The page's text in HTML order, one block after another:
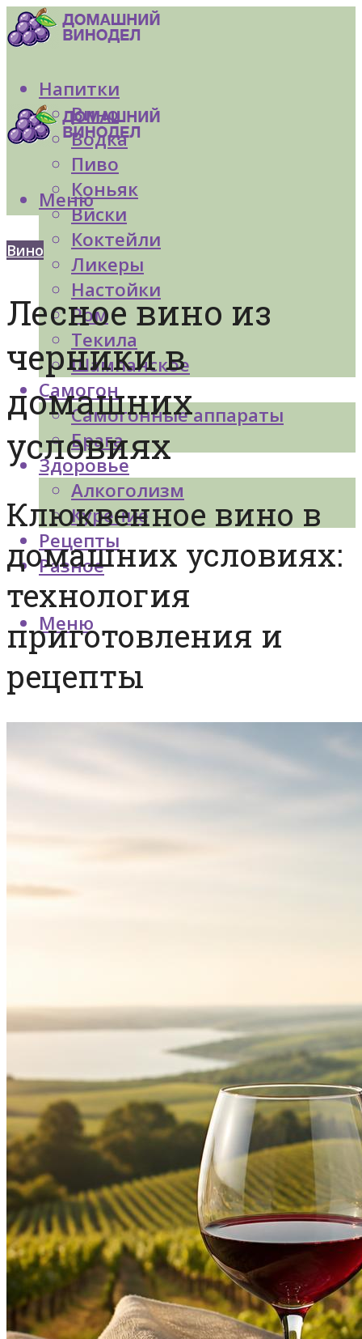
Напитки
Вино
Водка
Пиво
Коньяк
Виски
Коктейли
Ликеры
Настойки
Ром
Текила
Шампанское
Самогон
Самогонные аппараты
Брага
Здоровье
Алкоголизм
Курение
Рецепты
Разное
Меню
Меню
Вино
Лесное вино из
черники в
домашних
условиях
Клюквенное вино в
домашних условиях:
технология
приготовления и
рецепты